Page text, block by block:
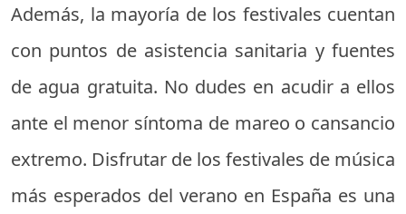
Además, la mayoría de los festivales cuentan
con puntos de asistencia sanitaria y fuentes
de agua gratuita. No dudes en acudir a ellos
ante el menor síntoma de mareo o cansancio
extremo. Disfrutar de los festivales de música
más esperados del verano en España es una